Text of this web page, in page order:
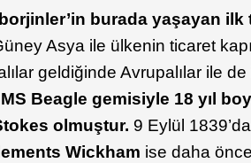
burada yaşayan
Asya ile ülkenin ticaret
geldiğinde Avrupalılar ile de
Beagle gemisiyle 18 yıl
olmuştur. 9 Eylül
Wickham ise daha